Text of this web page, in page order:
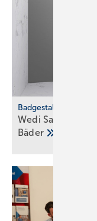
Badgestaltung
Wedi Sanwell
Bä­der